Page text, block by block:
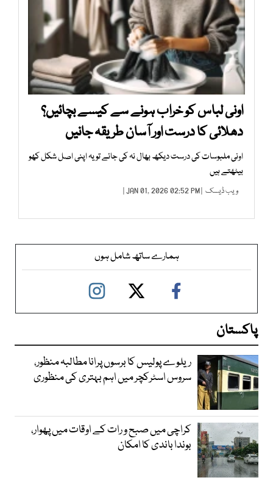
اونی لباس کو خراب ہونے سے کیسے بچائیں؟
دھلائی کا درست اور آسان طریقہ جانیں
اونی ملبوسات کی درست دیکھ بھال نہ کی جائے تو یہ اپنی اصل شکل کھو
بیٹھتے ہیں
ویب ڈیسک | JAN 01, 2026 02:52 PM |
ہمارے ساتھ شامل ہوں
پاکستان
ریلوے پولیس کا برسوں پرانا مطالبہ منظور،
سروس اسٹرکچر میں اہم بہتری کی منظوری
کراچی میں صبح و رات کے اوقات میں پھوار،
بوندا باندی کا امکان